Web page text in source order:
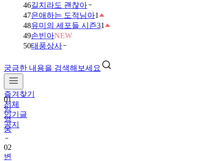
46길치라도 괜찮아
47은애하는 도적님아1
48유미의 세포들 시즌31
49손빈아NEW
50태풍상사
궁금한 내용을 검색해보세요
즐겨찾기
전체
인기글
공지
01
임
영
웅
02
변